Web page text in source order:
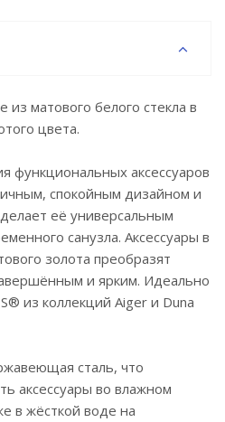
надёжно фиксирует
монтаж не требует
Крепёжные элементы
внешний вид.
для ванной IDDIS® – 5 лет.
матового белого стекла в
цвета.
функциональных аксессуаров
спокойным дизайном и
её универсальным
санузла. Аксессуары в
золота преобразят
и ярким. Идеально
из коллекций Aiger и Duna
сталь, что
аксессуары во влажном
в жёсткой воде на